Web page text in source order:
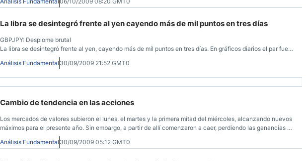
La libra se desintegró frente al yen cayendo más de mil puntos en tres días
GBPJPY: Desplome brutal
La libra se desintegró frente al yen, cayendo más de mil puntos en tres días. En gráficos diarios el par fue
de un extremo del canal al otro. Tras semejante caída, que llevó hasta 139.70, marcando mínimos en cinco
meses, se recuperó en los primeros días de esta semana.
Análisis Fundamental 30/09/2009 21:52 GMT0
Cambio de tendencia en las acciones
Los mercados de valores subieron el lunes, el martes y la primera mitad del miércoles, alcanzando nuevos
máximos para el presente año. Sin embargo, a partir de allí comenzaron a caer, perdiendo las ganancias de
la semana y pusieron fin a un rally alcista.
Análisis Fundamental 30/09/2009 05:12 GMT0